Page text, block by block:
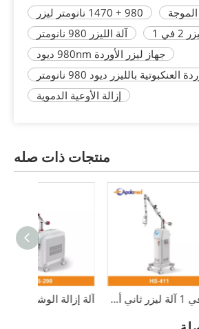
980 + 1470 نانومتر ليزر
الموجة
آلة الليزر 980 نانومتر
1
جهاز ليزر الأوردة 980nm ديود
بالليزر ديود 980 نانومتر
إزالة الأوعية الدموية
منتجات ذات صله
3 في 1 آلة ليزر ثاني أكسيد الكربون 10600 نانومتر ليزر كسور ليزر EO Q-Switched Nd Yag